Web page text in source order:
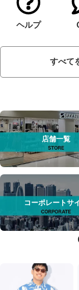
ヘルプ
すべて
店舗一覧
コーポレートサ